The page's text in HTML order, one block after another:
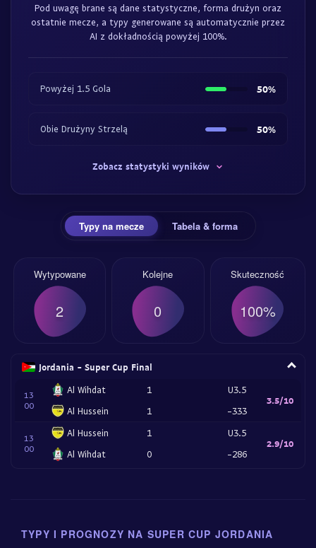
Pod uwagę brane są dane statystyczne, forma drużyn oraz
ostatnie mecze, a typy generowane są automatycznie przez
AI z dokładnością powyżej 100%.
Powyżej 1.5 Gola 50%
Obie Drużyny Strzelą 50%
Zobacz statystyki wyników
Typy na mecze Tabela & forma
Wytypowane
2
Kolejne
0
Skuteczność
100%
Jordania - Super Cup Final
13
00
Al Wihdat
Al Hussein
1
1
U3.5
-333
3.5/10
13
00
Al Hussein
Al Wihdat
1
0
U3.5
-286
2.9/10
TYPY I PROGNOZY NA SUPER CUP JORDANIA